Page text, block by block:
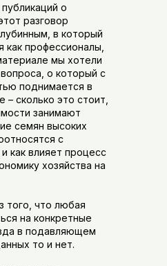
о
разговор
в который
профессионалы,
мы хотели
о который с
поднимается в
сколько это стоит,
занимают
семян высоких
с
как влияет процесс
хозяйства на
того, что любая
на конкретные
в подавляющем
то и нет.